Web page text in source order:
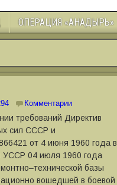
ОПЕРАЦИЯ «АНАДЫРЬ»
Комментарии
требований Директив
сил СССР и
от 4 июня 1960 года в
УССР 04 июля 1960 года
базы
вошедшей в боевой